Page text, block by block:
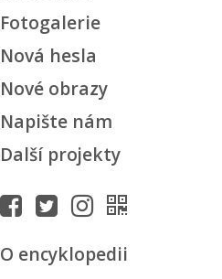
Fotogalerie
Nová hesla
Nové obrazy
Napište nám
Další projekty
O encyklopedii